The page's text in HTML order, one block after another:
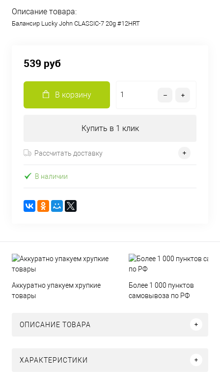
Описание товара:
Балансир Lucky John CLASSIC-7 20g #12HRT
539 руб
В корзину
Купить в 1 клик
Рассчитать доставку
В наличии
Аккуратно упакуем хрупкие
товары
Более 1 000 пунктов
самовывоза по РФ
ОПИСАНИЕ ТОВАРА
ХАРАКТЕРИСТИКИ